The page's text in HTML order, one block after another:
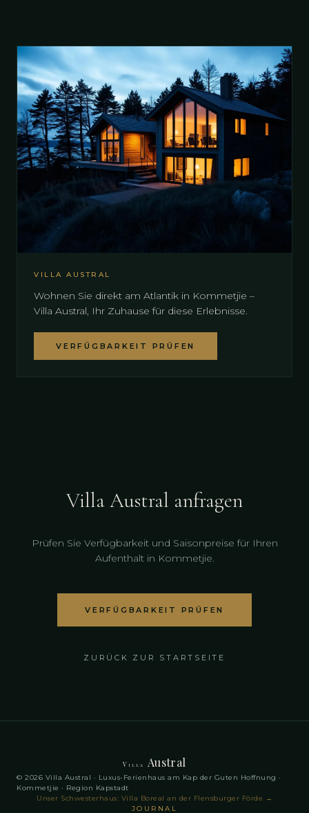
VILLA AUSTRAL
Wohnen Sie direkt am Atlantik in Kommetjie –
Villa Austral, Ihr Zuhause für diese Erlebnisse.
VERFÜGBARKEIT PRÜFEN
Villa Austral anfragen
Prüfen Sie Verfügbarkeit und Saisonpreise für Ihren
Aufenthalt in Kommetjie.
VERFÜGBARKEIT PRÜFEN
ZURÜCK ZUR STARTSEITE
Villa Austral
© 2026 Villa Austral · Luxus-Ferienhaus am Kap der Guten Hoffnung ·
Kommetjie · Region Kapstadt
Unser Schwesterhaus: Villa Boreal an der Flensburger Förde →
JOURNAL